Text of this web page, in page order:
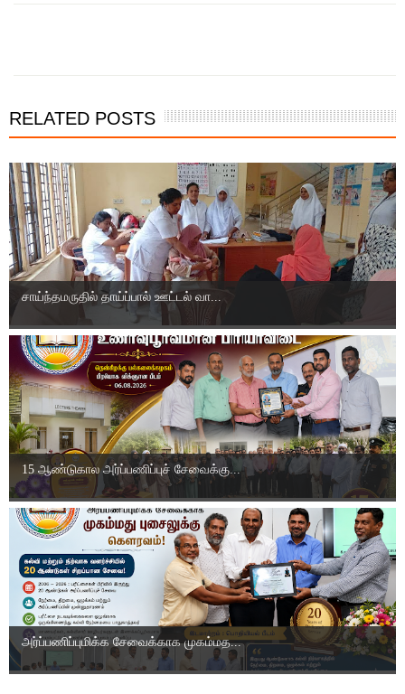
RELATED POSTS
சாய்ந்தமருதில் தாய்ப்பால் ஊட்டல் வா...
15 ஆண்டுகால அர்ப்பணிப்புச் சேவைக்கு...
அர்ப்பணிப்புமிக்க சேவைக்காக முகம்மத...